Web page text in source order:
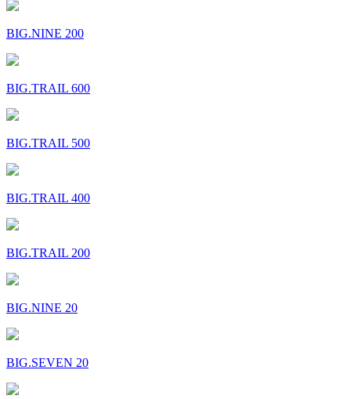
BIG.NINE 200
BIG.TRAIL 600
BIG.TRAIL 500
BIG.TRAIL 400
BIG.TRAIL 200
BIG.NINE 20
BIG.SEVEN 20